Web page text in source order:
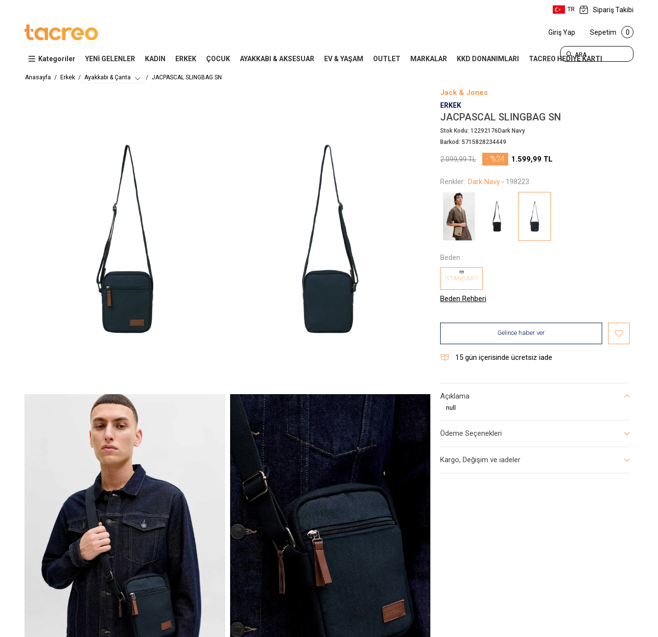
TR Sipariş Takibi
ARA
Giriş Yap Sepetim 0
Kategoriler YENİ GELENLER KADIN ERKEK ÇOCUK AYAKKABI & AKSESUAR EV & YAŞAM OUTLET MARKALAR KKD DONANIMLARI TACREO HEDİYE KARTI
JACPASCAL SLINGBAG SN
Ayakkabı & Çanta
Erkek
Anasayfa
Jack & Jones
ERKEK
JACPASCAL SLINGBAG SN
Stok Kodu:12292176Dark Navy
Barkod:5715828234449
2.099,99TL 1.599,99 TL
- %24
Beden Rehberi
Beden :
STANDART
Renkler: Dark Navy - 198223
Gelince haber ver
15 gün içerisinde ücretsiz iade
Açıklama
null
Ödeme Seçenekleri
Kargo, Değişim ve iadeler